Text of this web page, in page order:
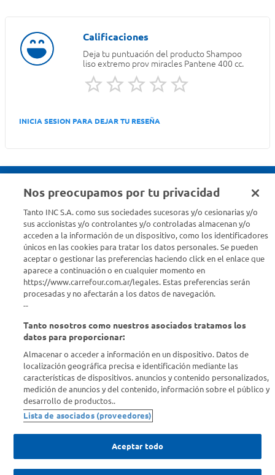
Deja tu puntuación del productoShampoo
liso extremo prov miracles Pantene 400 cc.
INICIA SESION PARA DEJAR TU RESEÑA
Estamos para ayudarte
¿Tenés una consulta? Comunicate con nosotros acá
Descubrí Carrefour
Conocenos
Info útil
Comprá Online
Nos preocupamos por tu privacidad
Tanto INC S.A. como sus sociedades sucesoras y/o cesionarias y/o
sus accionistas y/o controlantes y/o controladas almacenan y/o
acceden a la información de un dispositivo, como los identificadores
únicos en las cookies para tratar los datos personales. Se pueden
aceptar o gestionar las preferencias haciendo click en el enlace que
aparece a continuación o en cualquier momento en
https://www.carrefour.com.ar/legales. Estas preferencias serán
procesadas y no afectarán a los datos de navegación.
--
Tanto nosotros como nuestros asociados tratamos los
datos para proporcionar:
Almacenar o acceder a información en un dispositivo. Datos de
localización geográfica precisa e identificación mediante las
características de dispositivos. anuncios y contenido personalizados,
medición de anuncios y del contenido, información sobre el público y
desarrollo de productos..
Lista de asociados (proveedores)
Aceptar todo